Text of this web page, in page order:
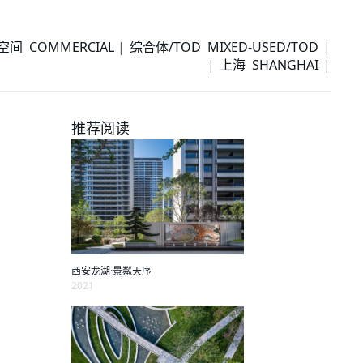
间 COMMERCIAL
综合体/TOD MIXED-USED/TOD
上海 SHANGHAI
推荐阅读
西安龙湖·景粼天序
2021